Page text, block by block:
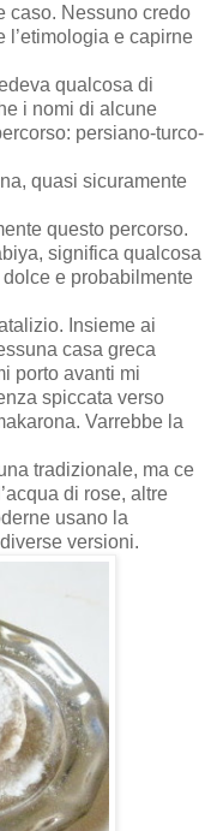
caso. Nessuno credo
e capirne
qualcosa di
i nomi di alcune
persiano-turco-
quasi sicuramente
questo percorso.
significa qualcosa
e probabilmente
Insieme ai
casa greca
porto avanti mi
spiccata verso
Varrebbe la
tradizionale, ma ce
di rose, altre
usano la
versioni.